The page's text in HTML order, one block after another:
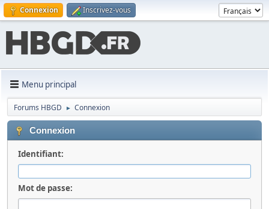
Connexion Inscrivez-vous
Menu principal
Forums HBGD ► Connexion
Connexion
Identifiant:
Mot de passe: